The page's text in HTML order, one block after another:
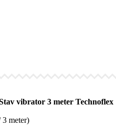
vibrator 3 meter Technoflex
meter)